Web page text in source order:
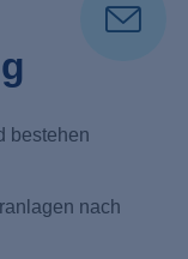
bestehen
nach